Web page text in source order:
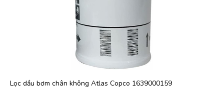
Lọc dầu bơm chân không Atlas Copco 1639000159